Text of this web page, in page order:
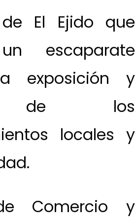
El Ejido que
escaparate
exposición y
de los
locales y
Comercio y